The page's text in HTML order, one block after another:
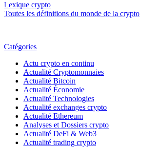
Lexique crypto
Toutes les définitions du monde de la crypto
Catégories
Actu crypto en continu
Actualité Cryptomonnaies
Actualité Bitcoin
Actualité Économie
Actualité Technologies
Actualité exchanges crypto
Actualité Ethereum
Analyses et Dossiers crypto
Actualité DeFi & Web3
Actualité trading crypto